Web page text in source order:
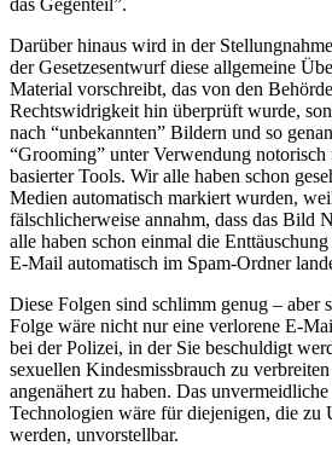
Darüber hinaus wird in der
der Gesetzesentwurf diese allgemeine
Material vorschreibt, das von den
Rechtswidrigkeit hin überprüft wurde,
nach “unbekannten” Bildern und so
“Grooming” unter Verwendung
basierter Tools. Wir alle haben schon
Medien automatisch markiert wurden,
fälschlicherweise annahm, dass das Bild
alle haben schon einmal die
E-Mail automatisch im Spam-Ordner
Diese Folgen sind schlimm genug – aber
Folge wäre nicht nur eine verlorene E-
bei der Polizei, in der Sie beschuldigt
sexuellen Kindesmissbrauch zu
angenähert zu haben. Das
Technologien wäre für diejenigen, die zu
werden, unvorstellbar.